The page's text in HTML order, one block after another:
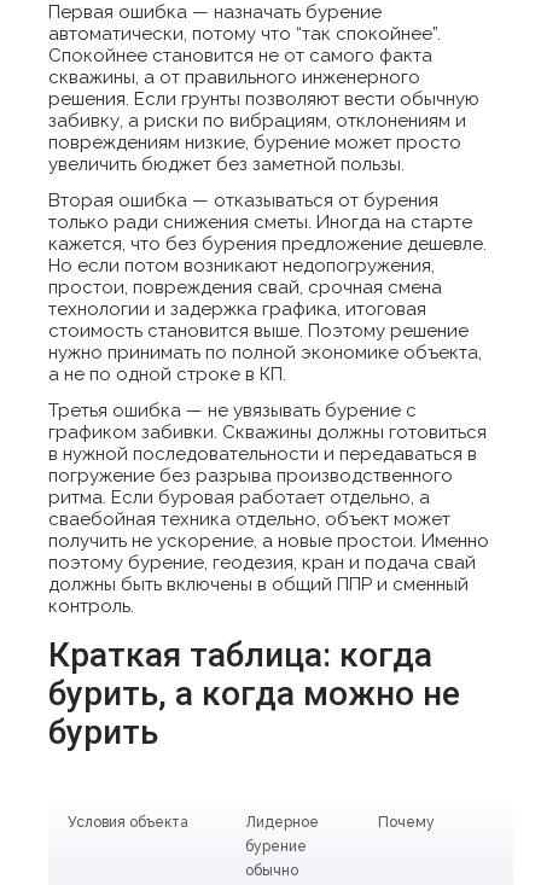
Первая ошибка — назначать бурение
автоматически, потому что “так спокойнее”.
Спокойнее становится не от самого факта
скважины, а от правильного инженерного
решения. Если грунты позволяют вести обычную
забивку, а риски по вибрациям, отклонениям и
повреждениям низкие, бурение может просто
увеличить бюджет без заметной пользы.
Вторая ошибка — отказываться от бурения
только ради снижения сметы. Иногда на старте
кажется, что без бурения предложение дешевле.
Но если потом возникают недопогружения,
простои, повреждения свай, срочная смена
технологии и задержка графика, итоговая
стоимость становится выше. Поэтому решение
нужно принимать по полной экономике объекта,
а не по одной строке в КП.
Третья ошибка — не увязывать бурение с
графиком забивки. Скважины должны готовиться
в нужной последовательности и передаваться в
погружение без разрыва производственного
ритма. Если буровая работает отдельно, а
сваебойная техника отдельно, объект может
получить не ускорение, а новые простои. Именно
поэтому бурение, геодезия, кран и подача свай
должны быть включены в общий ППР и сменный
контроль.
Краткая таблица: когда
бурить, а когда можно не
бурить
Условия объекта
Лидерное
бурение
обычно
Почему